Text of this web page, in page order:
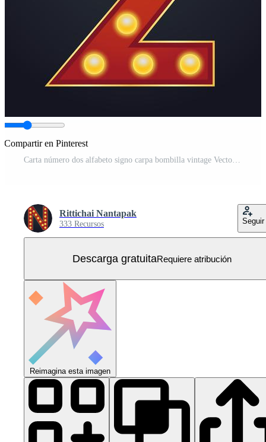
Compartir en Pinterest
Carta número dos alfabeto signo carpa bombilla vintage Vector Gratis
Rittichai Nantapak
333 Recursos Seguir
Descarga gratuitaRequiere atribución
Reimagina esta imagen